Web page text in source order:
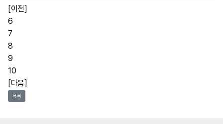
[이전]
6
7
8
9
10
[다음]
목록